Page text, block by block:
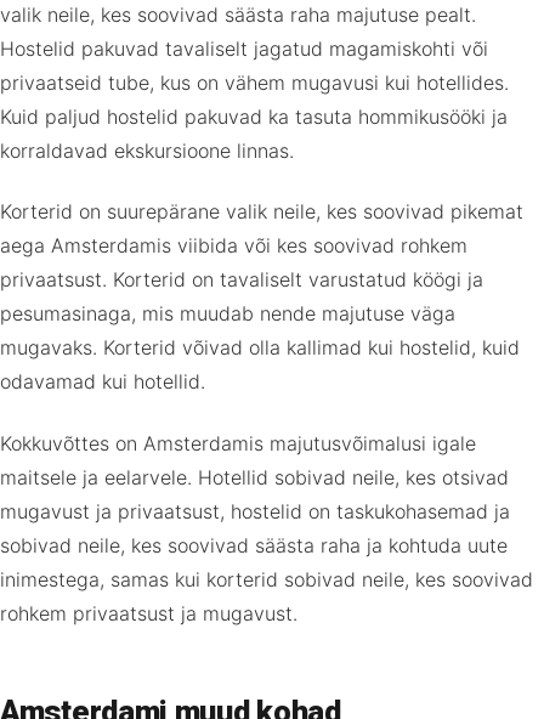
valik neile, kes soovivad säästa raha majutuse pealt.
Hostelid pakuvad tavaliselt jagatud magamiskohti või
privaatseid tube, kus on vähem mugavusi kui hotellides.
Kuid paljud hostelid pakuvad ka tasuta hommikusööki ja
korraldavad ekskursioone linnas.
Korterid on suurepärane valik neile, kes soovivad pikemat
aega Amsterdamis viibida või kes soovivad rohkem
privaatsust. Korterid on tavaliselt varustatud köögi ja
pesumasinaga, mis muudab nende majutuse väga
mugavaks. Korterid võivad olla kallimad kui hostelid, kuid
odavamad kui hotellid.
Kokkuvõttes on Amsterdamis majutusvõimalusi igale
maitsele ja eelarvele. Hotellid sobivad neile, kes otsivad
mugavust ja privaatsust, hostelid on taskukohasemad ja
sobivad neile, kes soovivad säästa raha ja kohtuda uute
inimestega, samas kui korterid sobivad neile, kes soovivad
rohkem privaatsust ja mugavust.
Amsterdami muud kohad